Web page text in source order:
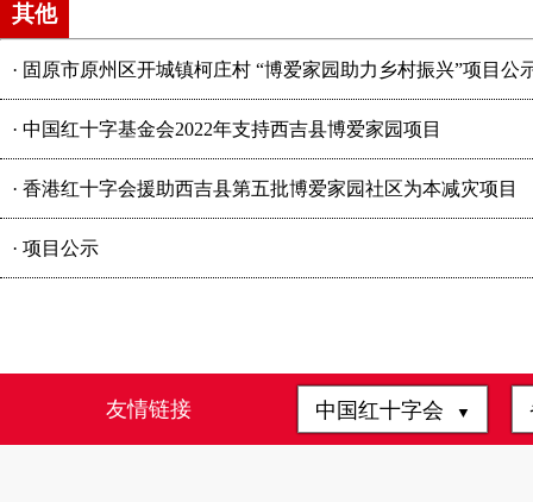
其他
· 固原市原州区开城镇柯庄村 “博爱家园助力乡村振兴”项目公
· 中国红十字基金会2022年支持西吉县博爱家园项目
· 香港红十字会援助西吉县第五批博爱家园社区为本减灾项目
· 项目公示
友情链接 中国红十字会 ▼